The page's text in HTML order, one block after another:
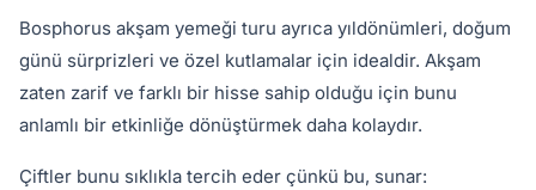
Bosphorus akşam yemeği turu ayrıca yıldönümleri, doğum
günü sürprizleri ve özel kutlamalar için idealdir. Akşam
zaten zarif ve farklı bir hisse sahip olduğu için bunu
anlamlı bir etkinliğe dönüştürmek daha kolaydır.
Çiftler bunu sıklıkla tercih eder çünkü bu, sunar: